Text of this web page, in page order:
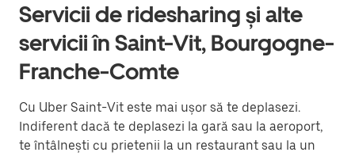
Servicii de ridesharing și alte
servicii în Saint-Vit, Bourgogne-
Franche-Comte
Cu Uber Saint-Vit este mai ușor să te deplasezi.
Indiferent dacă te deplasezi la gară sau la aeroport,
te întâlnești cu prietenii la un restaurant sau la un